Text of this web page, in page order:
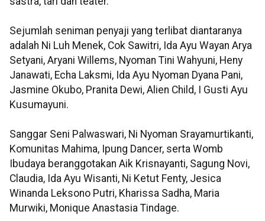
Sejumlah seniman penyaji yang terlibat diantaranya
adalah Ni Luh Menek, Cok Sawitri, Ida Ayu Wayan Arya
Setyani, Aryani Willems, Nyoman Tini Wahyuni, Heny
Janawati, Echa Laksmi, Ida Ayu Nyoman Dyana Pani,
Jasmine Okubo, Pranita Dewi, Alien Child, I Gusti Ayu
Kusumayuni.
Sanggar Seni Palwaswari, Ni Nyoman Srayamurtikanti,
Komunitas Mahima, Ipung Dancer, serta Womb
Ibudaya beranggotakan Aik Krisnayanti, Sagung Novi,
Claudia, Ida Ayu Wisanti, Ni Ketut Fenty, Jesica
Winanda Leksono Putri, Kharissa Sadha, Maria
Murwiki, Monique Anastasia Tindage.